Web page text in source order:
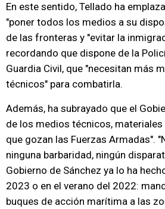
En este sentido, Tellado ha
"poner todos los medios a su
de las fronteras y "evitar la
recordando que dispone de la
Guardia Civil, que "necesitan más
técnicos" para combatirla.
Además, ha subrayado que el
de los medios técnicos, materiales
que gozan las Fuerzas Armadas".
ninguna barbaridad, ningún
Gobierno de Sánchez ya lo ha
2023 o en el verano del 2022:
buques de acción marítima a las